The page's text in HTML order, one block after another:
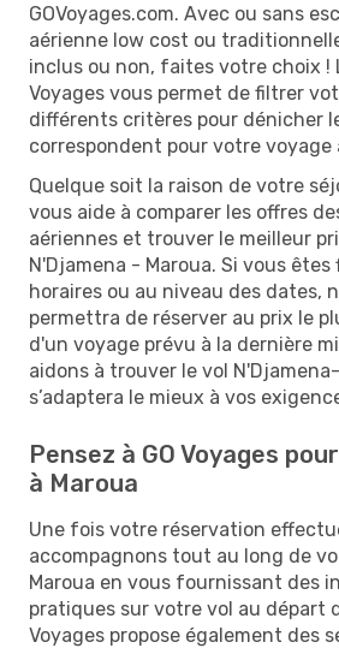
GOVoyages.com. Avec ou sans
aérienne low cost ou
inclus ou non, faites votre choix !
Voyages vous permet de filtrer
différents critères pour dénicher
correspondent pour votre voyage
Quelque soit la raison de votre
vous aide à comparer les offres
aériennes et trouver le meilleur
N'Djamena - Maroua. Si vous
horaires ou au niveau des dates,
permettra de réserver au prix le
d'un voyage prévu à la dernière
aidons à trouver le vol
s’adaptera le mieux à vos
Pensez à GO Voyages
à Maroua
Une fois votre réservation
accompagnons tout au long de
Maroua en vous fournissant des
pratiques sur votre vol au départ
Voyages propose également des